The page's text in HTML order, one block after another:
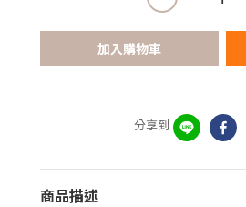
加入購物車
分享到
商品描述